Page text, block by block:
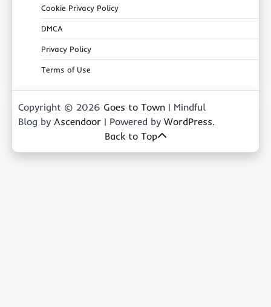
Cookie Privacy Policy
DMCA
Privacy Policy
Terms of Use
Copyright © 2026 Goes to Town | Mindful
Blog by Ascendoor | Powered by WordPress.
Back to Top